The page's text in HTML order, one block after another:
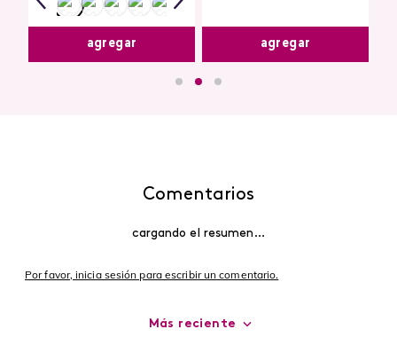
agregar agregar
Comentarios
cargando el resumen…
Por favor, inicia sesión para escribir un comentario.
Más reciente